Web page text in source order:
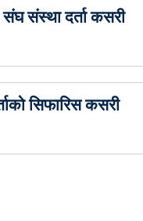
संस्था दर्ता कसरी
सिफारिस कसरी